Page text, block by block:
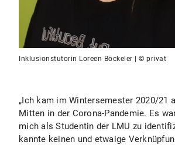
Inklusionstutorin Loreen Böckeler | © privat
„Ich kam im Wintersemester 2020/21
Mitten in der Corona-Pandemie. Es
mich als Studentin der LMU zu
kannte keinen und etwaige